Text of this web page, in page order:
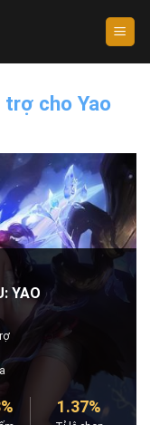
trợ cho Yao
YAO
1.37%